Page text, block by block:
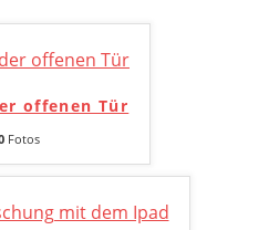
offenen Tür
Fotos